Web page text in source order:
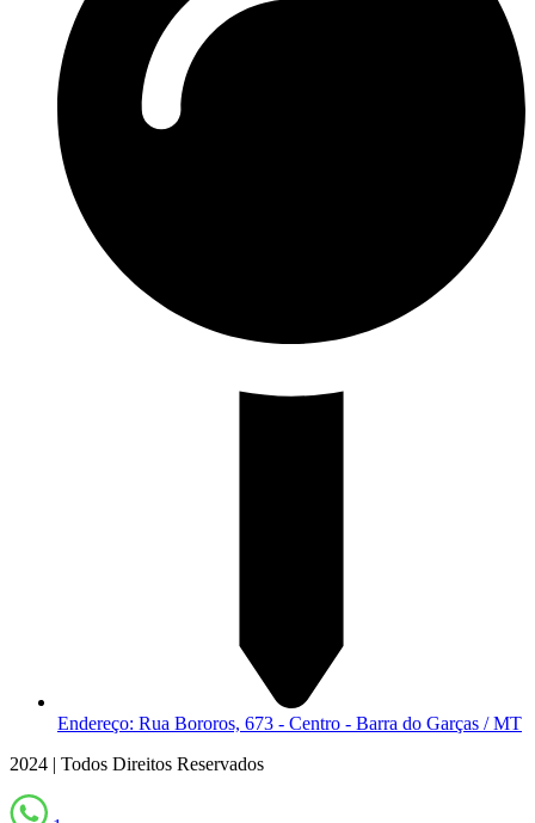
Endereço: Rua Bororos, 673 - Centro - Barra do Garças / MT
2024 | Todos Direitos Reservados